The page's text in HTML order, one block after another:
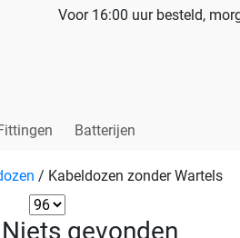
Voor 16:00 uur besteld,
Batterijen
/ Kabeldozen zonder Wartels
Niets gevonden